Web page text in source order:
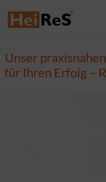
Unser
für Ihren Erfolg –